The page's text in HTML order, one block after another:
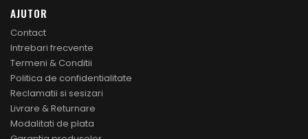
AJUTOR
Contact
Intrebari frecvente
Termeni & Conditii
Politica de confidentialitate
Reclamatii si sesizari
Livrare & Returnare
Modalitati de plata